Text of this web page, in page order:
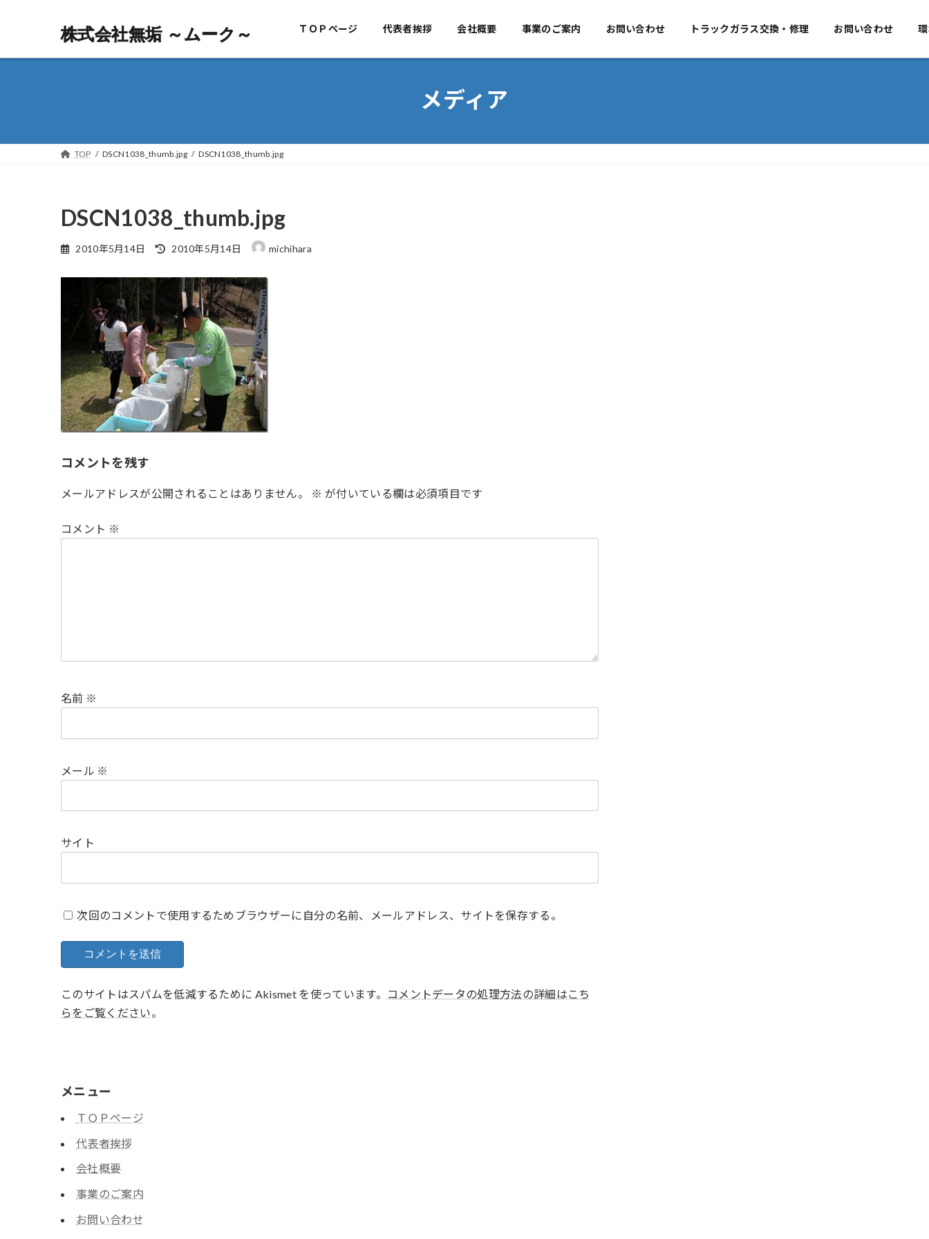
株式会社無垢 ～ムーク～ TOPページ 代表者挨拶 会社概要 事業のご案内 お問い合わせ
株式会社無垢 ～ムーク～ ＴＯＰページ 代表者挨拶 会社概要 事業のご案内 お問い合わせ トラックガラス交換・修理 お問い合わせ
メディア
TOP DSCN1038_thumb.jpg DSCN1038_thumb.jpg
DSCN1038_thumb.jpg
2010年5月14日
最
日
時
:
2010年5月14日 michihara
コメントを残す
メールアドレスが公開されることはありません。 ※ が付いている欄は必須項目です
コメント ※
名前 ※
メール ※
サイト
次回のコメントで使用するためブラウザーに自分の名前、メールアドレス、サイトを保存する。
このサイトはスパムを低減するために Akismet を使っています。
コメントデータの処理方法の詳細はこち
らをご覧ください。
メニュー
ＴＯＰページ
代表者挨拶
会社概要
事業のご案内
お問い合わせ